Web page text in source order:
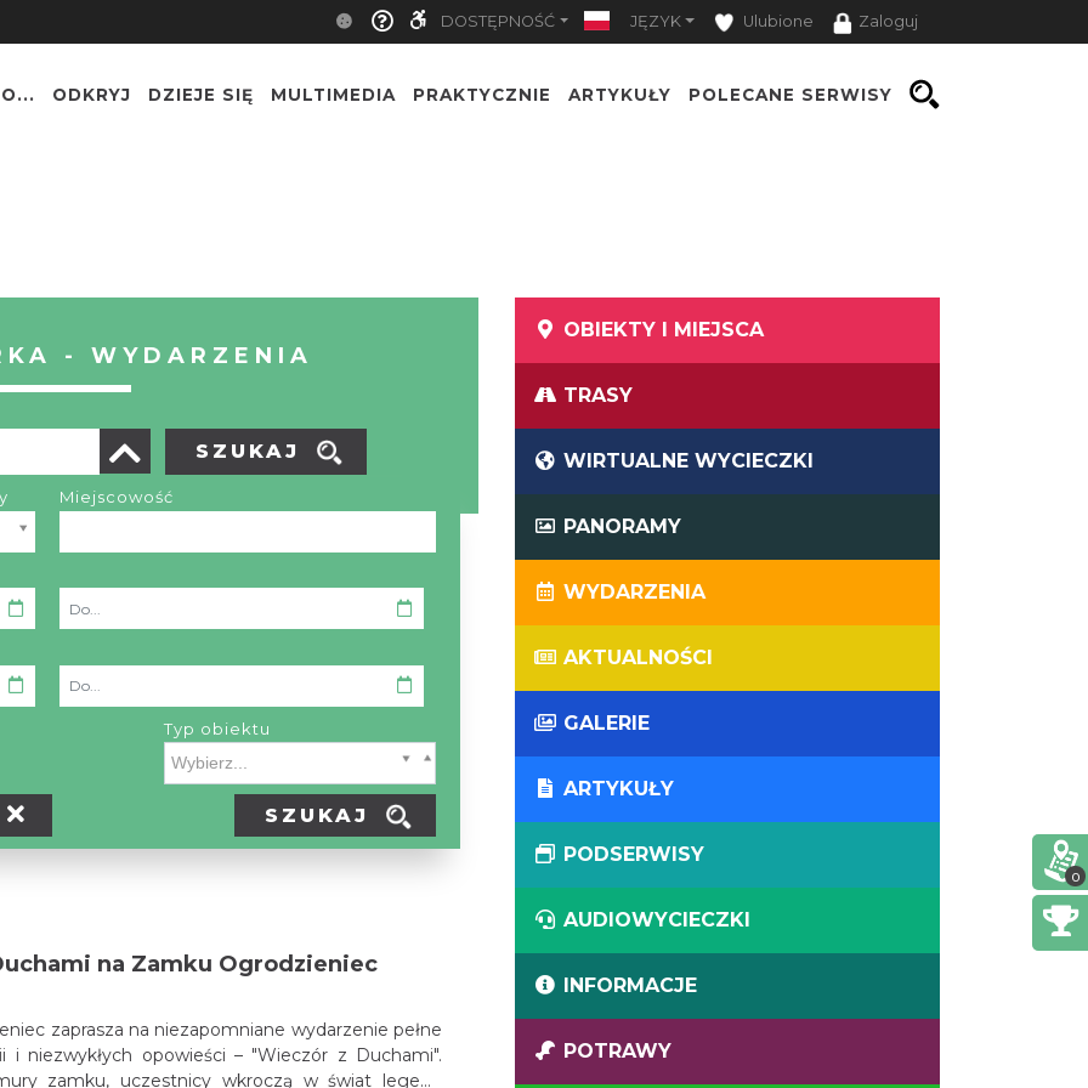
DOSTĘPNOŚĆ JĘZYK Ulubione Zaloguj
O... ODKRYJ DZIEJE SIĘ MULTIMEDIA PRAKTYCZNIE ARTYKUŁY POLECANE SERWISY
- WYDARZENIA
Miejscowość
Typ obiektu
Typ obiektu Typ wypożyczalni
SZUKAJ
SZUKAJ
na Zamku Ogrodzieniec
zaprasza na niezapomniane wydarzenie pełne
i niezwykłych opowieści – "Wieczór z Duchami".
zamku, uczestnicy wkroczą w świat legend
OBIEKTY I MIEJSCA
TRASY
WIRTUALNE WYCIECZKI
PANORAMY
WYDARZENIA
AKTUALNOŚCI
GALERIE
ARTYKUŁY
PODSERWISY
AUDIOWYCIECZKI
INFORMACJE
POTRAWY
0